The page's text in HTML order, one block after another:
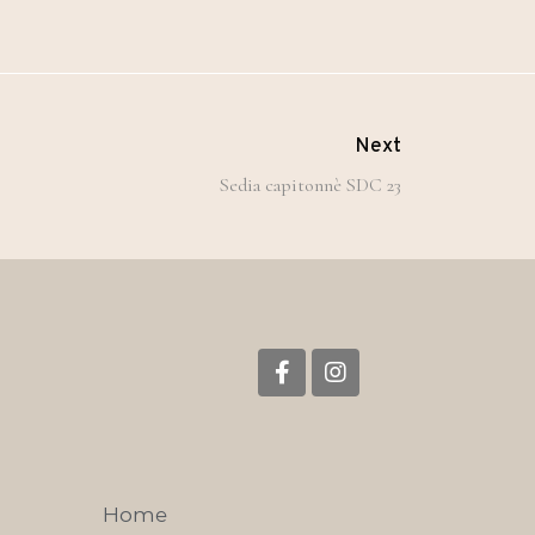
Next
Sedia capitonnè SDC 23
Home